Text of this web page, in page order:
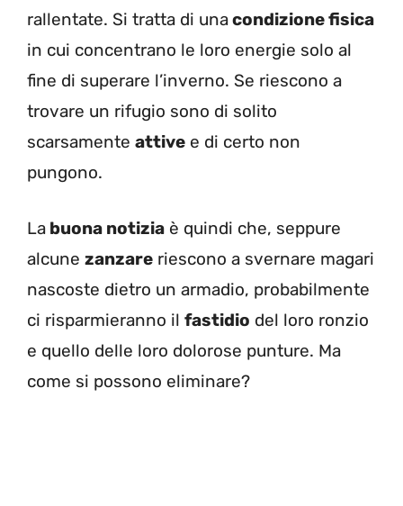
rallentate. Si tratta di unacondizione fisica
in cui concentrano le loro energie solo al
fine di superare l’inverno. Se riescono a
trovare un rifugio sono di solito
scarsamente attive e di certo non
pungono.
La buona notizia è quindi che, seppure
alcune zanzare riescono a svernare magari
nascoste dietro un armadio, probabilmente
ci risparmieranno il fastidio del loro ronzio
e quello delle loro dolorose punture. Ma
come si possono eliminare?